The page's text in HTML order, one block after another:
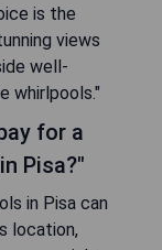
is the
views
well-
whirlpools."
for a
Pisa?"
in Pisa can
location,